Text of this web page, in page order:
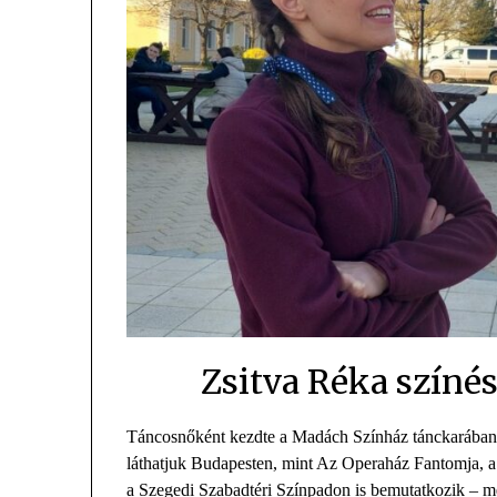
Zsitva Réka
Táncosnőként kezdte a Madách Színház
láthatjuk Budapesten, mint Az Operaház Fantomja,
a Szegedi Szabadtéri Színpadon is bemutatkozik –